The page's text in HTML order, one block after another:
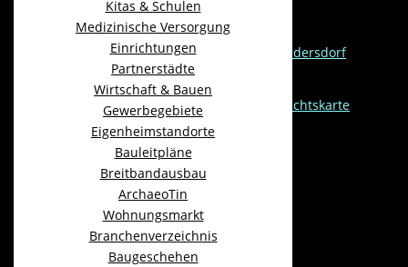
Kitas & Schulen
Medizinische Versorgung
Einrichtungen
Partnerstädte
Wirtschaft & Bauen
Gewerbegebiete
Eigenheimstandorte
Bauleitpläne
Breitbandausbau
ArchaeoTin
Wohnungsmarkt
Branchenverzeichnis
Baugeschehen
FNP Ehrenfriedersdorf VE 10-2021
Begründung mit UWB FNP Ehrenfriedersdorf
VE 10-2021
Anlage 1 Montanregion DE13 Übersichtskarte
aus Welterbeantrag
Anlage 2 Vereinsliste
Anlage 3 Biotope
Anlage 4 Denkmalliste
Anlage 5 SALKA-Liste